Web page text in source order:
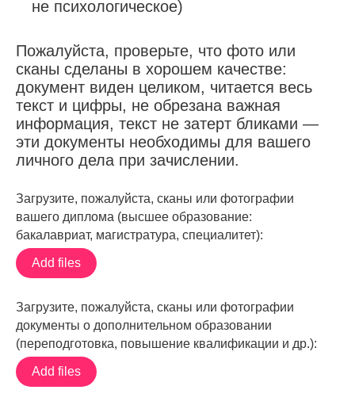
не психологическое)
Пожалуйста, проверьте, что фото или
сканы сделаны в хорошем качестве:
документ виден целиком, читается весь
текст и цифры, не обрезана важная
информация, текст не затерт бликами —
эти документы необходимы для вашего
личного дела при зачислении.
Загрузите, пожалуйста, сканы или фотографии
вашего диплома (высшее образование:
бакалавриат, магистратура, специалитет):
Add files
Загрузите, пожалуйста, сканы или фотографии
документы о дополнительном образовании
(переподготовка, повышение квалификации и др.):
Add files